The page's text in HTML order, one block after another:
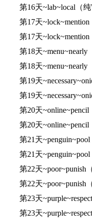
第16天~lab~local（纯
第17天~lock~mention
第17天~lock~mention
第18天~menu~nearly
第18天~menu~nearly
第19天
第19天
第20天~online~pencil
第20天~online~pencil
第21天~penguin~pool
第21天~penguin~pool
第22天~poor~punish（
第22天~poor~punish（
第23天~purple~respect
第23天~purple~respect